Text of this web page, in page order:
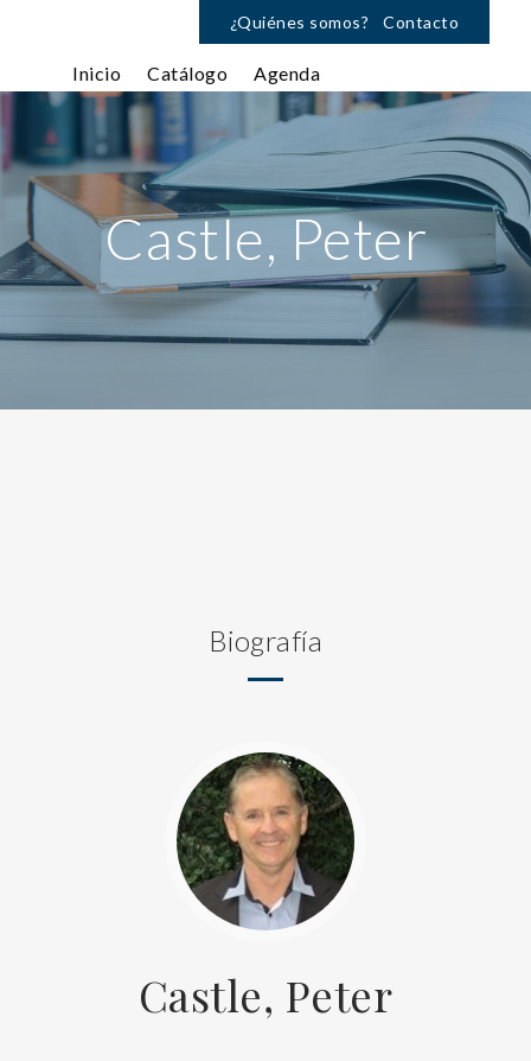
¿Quiénes somos? Contacto
Inicio Catálogo Agenda
Castle, Peter
Biografía
Castle, Peter